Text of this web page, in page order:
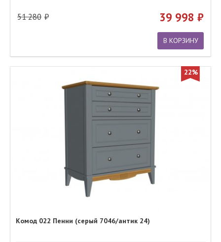
51 280 39 998
В КОРЗИНУ
22%
Комод 022 Пенни (серый 7046/антик 24)